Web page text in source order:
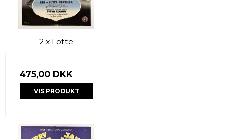
2 x Lotte
475,00 DKK
VIS PRODUKT